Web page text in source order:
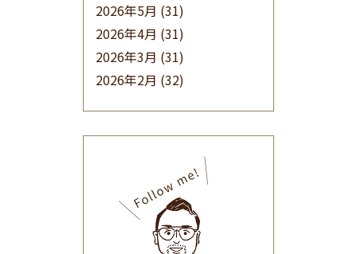
2026年5月 (31)
2026年4月 (31)
2026年3月 (31)
2026年2月 (32)
(32)
2025年9月(30)
2025年8月(31)
2025年7月(37)